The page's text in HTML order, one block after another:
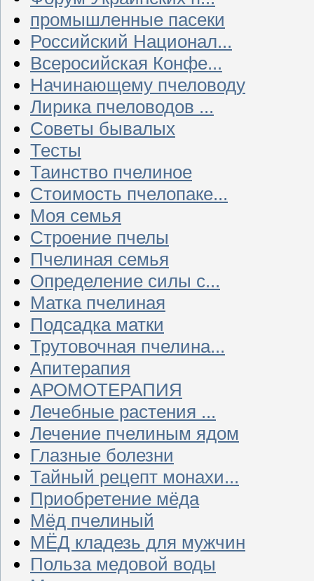
промышленные пасеки
Российский Национал...
Всеросийская Конфе...
Начинающему пчеловоду
Лирика пчеловодов ...
Советы бывалых
Тесты
Таинство пчелиное
Стоимость пчелопаке...
Моя семья
Строение пчелы
Пчелиная семья
Определение силы с...
Матка пчелиная
Подсадка матки
Трутовочная пчелина...
Апитерапия
АРОМОТЕРАПИЯ
Лечебные растения ...
Лечение пчелиным ядом
Глазные болезни
Тайный рецепт монахи...
Приобретение мёда
Мёд пчелиный
МЁД кладезь для мужчин
Польза медовой воды